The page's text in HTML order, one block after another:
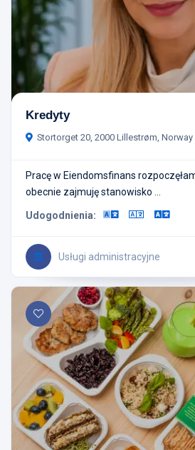
Kredyty
Stortorget 20, 2000 Lillestrøm, Norway
Pracę w Eiendomsfinans
obecnie zajmuję stanowisko ...
Udogodnienia:
Usługi administracyjne